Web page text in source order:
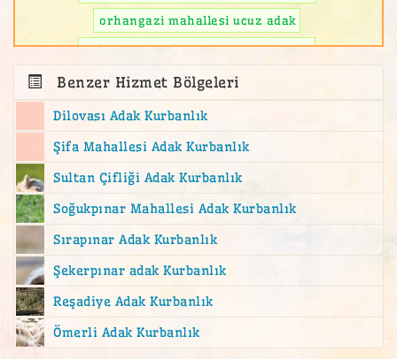
orhangazi mahallesi ucuz adak
orhangazi mahallesi ucuz kurbanlık
Benzer Hizmet Bölgeleri
Dilovası Adak Kurbanlık
Şifa Mahallesi Adak Kurbanlık
Sultan Çifliği Adak Kurbanlık
Soğukpınar Mahallesi Adak Kurbanlık
Sırapınar Adak Kurbanlık
Şekerpınar adak Kurbanlık
Reşadiye Adak Kurbanlık
Ömerli Adak Kurbanlık